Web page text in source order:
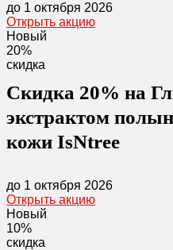
до 1 октября 2026
Открыть акцию
Новый
20%
скидка
Скидка 20% на
экстрактом
кожи IsNtree
до 1 октября 2026
Открыть акцию
Новый
10%
скидка